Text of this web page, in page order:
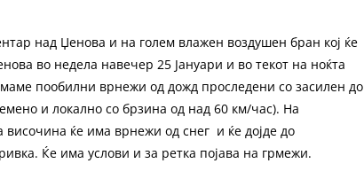
над Џенова и на голем влажен воздушен бран кој ќе
во недела навечер 25 Јануари и во текот на ноќта
пообилни врнежи од дожд проследени со засилен до
и локално со брзина од над 60 км/час). На
ќе има врнежи од снег и ќе дојде до
Ќе има услови и за ретка појава на грмежи.